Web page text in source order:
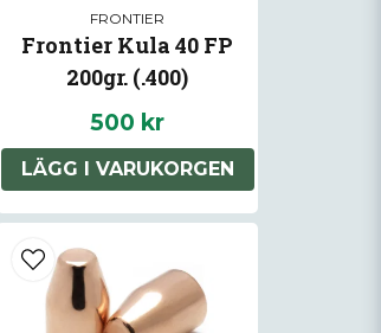
FRONTIER
Frontier Kula 40 FP
200gr. (.400)
500 kr
LÄGG I VARUKORGEN